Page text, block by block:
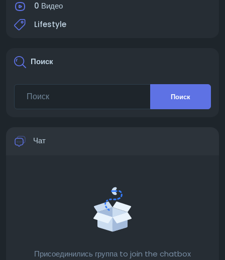
0 Видео
Lifestyle
Поиск
Поиск
Чат
Присоединились группа to join the chatbox